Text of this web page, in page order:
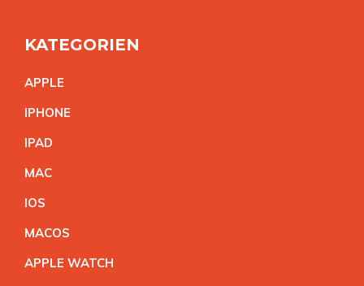
KATEGORIEN
APPLE
IPHONE
IPAD
MAC
IOS
MACOS
APPLE WATCH